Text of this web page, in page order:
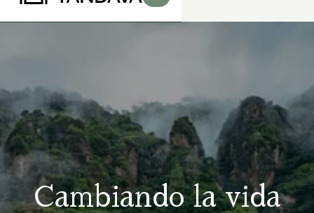
Cambiando la vida